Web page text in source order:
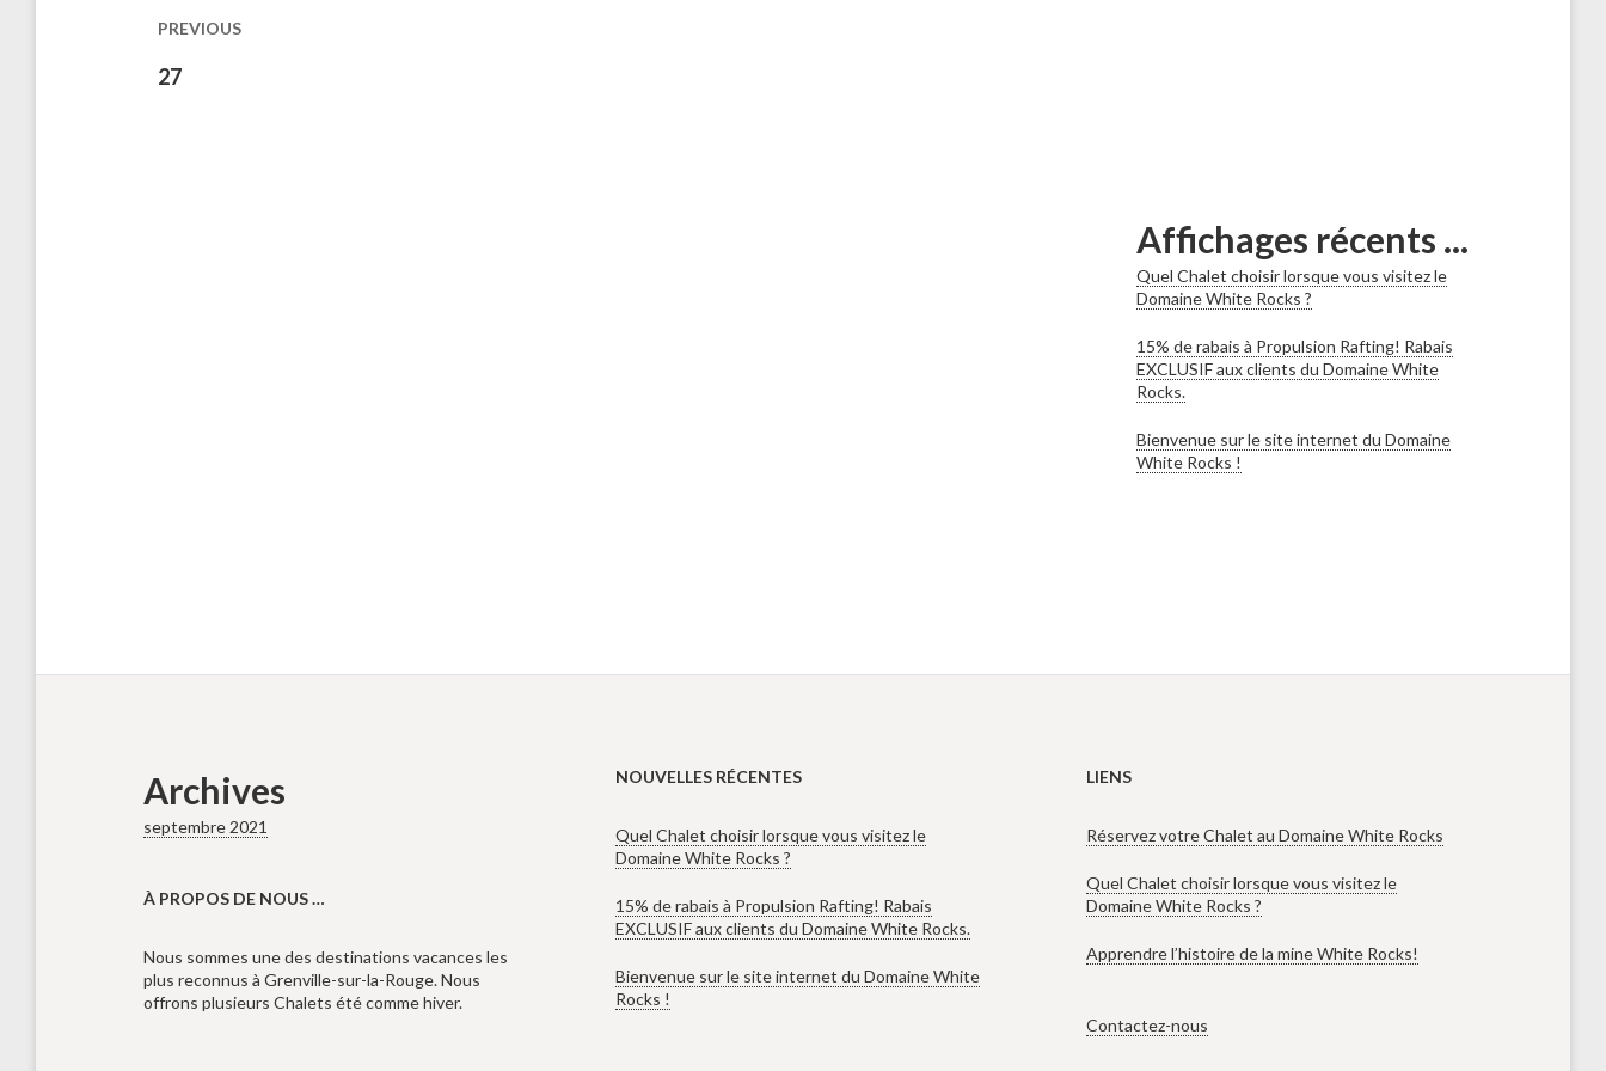
les
publications
PREVIOUS
Previous
27
Affichages récents ...
Quel Chalet choisir lorsque vous visitez le
Domaine White Rocks ?
15% de rabais à Propulsion Rafting! Rabais
EXCLUSIF aux clients du Domaine White
Rocks.
Bienvenue sur le site internet du Domaine
White Rocks !
Archives
septembre 2021
À PROPOS DE NOUS …
Nous sommes une des destinations vacances les
plus reconnus à Grenville-sur-la-Rouge. Nous
offrons plusieurs Chalets été comme hiver.
NOUVELLES RÉCENTES
Quel Chalet choisir lorsque vous visitez le
Domaine White Rocks ?
15% de rabais à Propulsion Rafting! Rabais
EXCLUSIF aux clients du Domaine White Rocks.
Bienvenue sur le site internet du Domaine White
Rocks !
LIENS
Réservez votre Chalet au Domaine White Rocks
Quel Chalet choisir lorsque vous visitez le
Domaine White Rocks ?
Apprendre l’histoire de la mine White Rocks!
Contactez-nous